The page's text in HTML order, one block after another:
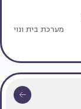
מערכת בית ונוי